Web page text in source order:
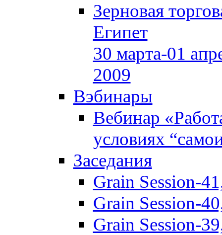
Зерновая
Египет
30 марта-01
2009
Вэбинары
Вебинар
условиях
Заседания
Grain Session-
Grain Session-
Grain Session-